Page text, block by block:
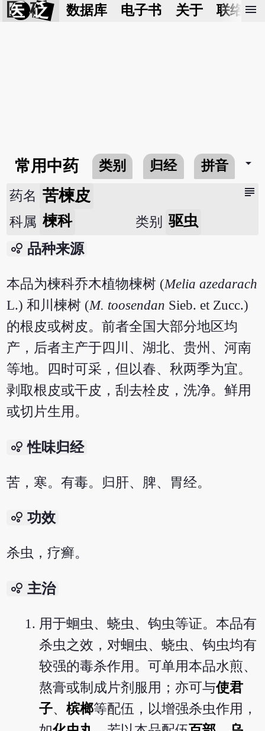
医 砭 数据库 电子书 关于 联络我
menu
常用中药 类别 归经 拼音 arrow_drop_down
subject
药名 苦楝皮
科属 楝科 类别 驱虫
bubble_chart 品种来源
本品为楝科乔木植物楝树 (Melia azedarach
L.) 和川楝树 (M. toosendan Sieb. et Zucc.)
的根皮或树皮。前者全国大部分地区均
产，后者主产于四川、湖北、贵州、河南
等地。四时可采，但以春、秋两季为宜。
剥取根皮或干皮，刮去栓皮，洗净。鲜用
或切片生用。
bubble_chart 性味归经
苦，寒。有毒。归肝、脾、胃经。
bubble_chart 功效
杀虫，疗癣。
bubble_chart 主治
用于蛔虫、蛲虫、钩虫等证。本品有
杀虫之效，对蛔虫、蛲虫、钩虫均有
较强的毒杀作用。可单用本品水煎、
熬膏或制成片剂服用；亦可与使君
子、槟榔等配伍，以增强杀虫作用，